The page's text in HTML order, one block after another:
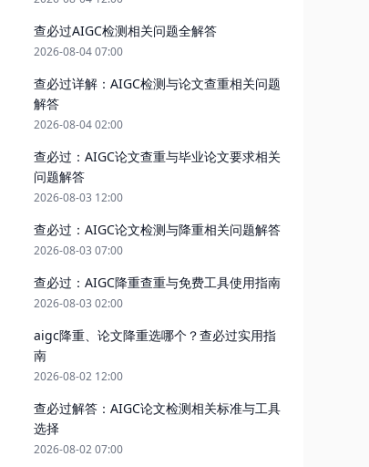
查必过AIGC检测相关问题全解答
2026-08-04 07:00
查必过详解：AIGC检测与论文查重相关问题
解答
2026-08-04 02:00
查必过：AIGC论文查重与毕业论文要求相关
问题解答
2026-08-03 12:00
查必过：AIGC论文检测与降重相关问题解答
2026-08-03 07:00
查必过：AIGC降重查重与免费工具使用指南
2026-08-03 02:00
aigc降重、论文降重选哪个？查必过实用指
南
2026-08-02 12:00
查必过解答：AIGC论文检测相关标准与工具
选择
2026-08-02 07:00